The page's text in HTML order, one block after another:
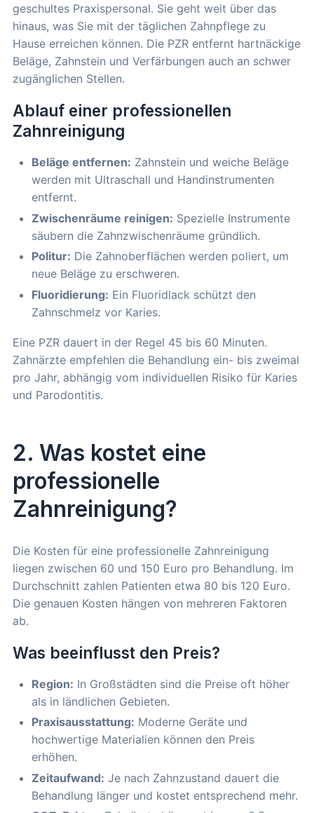
geschultes Praxispersonal. Sie geht weit über das
hinaus, was Sie mit der täglichen Zahnpflege zu
Hause erreichen können. Die PZR entfernt hartnäckige
Beläge, Zahnstein und Verfärbungen auch an schwer
zugänglichen Stellen.
Ablauf einer professionellen
Zahnreinigung
Beläge entfernen: Zahnstein und weiche Beläge
werden mit Ultraschall und Handinstrumenten
entfernt.
Zwischenräume reinigen: Spezielle Instrumente
säubern die Zahnzwischenräume gründlich.
Politur: Die Zahnoberflächen werden poliert, um
neue Beläge zu erschweren.
Fluoridierung: Ein Fluoridlack schützt den
Zahnschmelz vor Karies.
Eine PZR dauert in der Regel 45 bis 60 Minuten.
Zahnärzte empfehlen die Behandlung ein- bis zweimal
pro Jahr, abhängig vom individuellen Risiko für Karies
und Parodontitis.
2. Was kostet eine
professionelle
Zahnreinigung?
Die Kosten für eine professionelle Zahnreinigung
liegen zwischen 60 und 150 Euro pro Behandlung. Im
Durchschnitt zahlen Patienten etwa 80 bis 120 Euro.
Die genauen Kosten hängen von mehreren Faktoren
ab.
Was beeinflusst den Preis?
Region: In Großstädten sind die Preise oft höher
als in ländlichen Gebieten.
Praxisausstattung: Moderne Geräte und
hochwertige Materialien können den Preis
erhöhen.
Zeitaufwand: Je nach Zahnzustand dauert die
Behandlung länger und kostet entsprechend mehr.